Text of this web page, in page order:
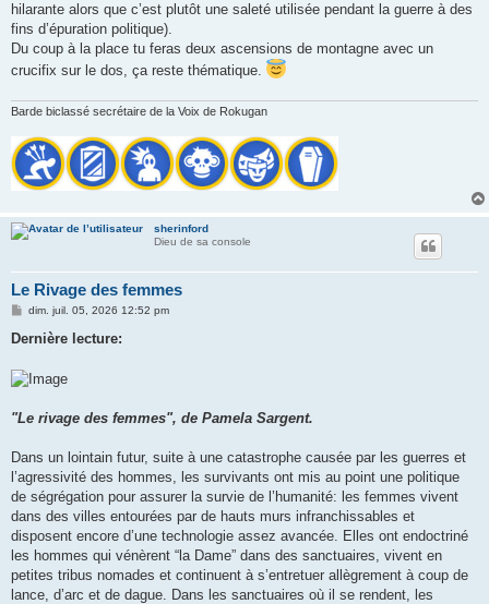
hilarante alors que c’est plutôt une saleté utilisée pendant la guerre à des
fins d’épuration politique).
Du coup à la place tu feras deux ascensions de montagne avec un
crucifix sur le dos, ça reste thématique.
Barde biclassé secrétaire de la Voix de Rokugan
sherinford
Dieu de sa console
Le Rivage des femmes
M
s
g
e
dim. juil. 05, 2026 12:52 pm
Dernière lecture:
"Le rivage des femmes", de Pamela Sargent.
Dans un lointain futur, suite à une catastrophe causée par les guerres et
l’agressivité des hommes, les survivants ont mis au point une politique
de ségrégation pour assurer la survie de l’humanité: les femmes vivent
dans des villes entourées par de hauts murs infranchissables et
disposent encore d’une technologie assez avancée. Elles ont endoctriné
les hommes qui vénèrent “la Dame” dans des sanctuaires, vivent en
petites tribus nomades et continuent à s’entretuer allègrement à coup de
lance, d’arc et de dague. Dans les sanctuaires où il se rendent, les